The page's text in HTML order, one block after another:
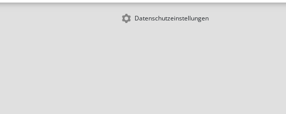
Datenschutzeinstellungen